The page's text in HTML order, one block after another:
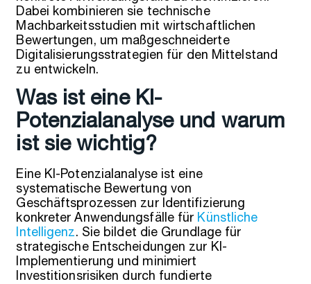
Dabei kombinieren sie technische
Machbarkeitsstudien mit wirtschaftlichen
Bewertungen, um maßgeschneiderte
Digitalisierungsstrategien für den Mittelstand
zu entwickeln.
Was ist eine KI-
Potenzialanalyse und warum
ist sie wichtig?
Eine KI-Potenzialanalyse ist eine
systematische Bewertung von
Geschäftsprozessen zur Identifizierung
konkreter Anwendungsfälle für Künstliche
Intelligenz. Sie bildet die Grundlage für
strategische Entscheidungen zur KI-
Implementierung und minimiert
Investitionsrisiken durch fundierte